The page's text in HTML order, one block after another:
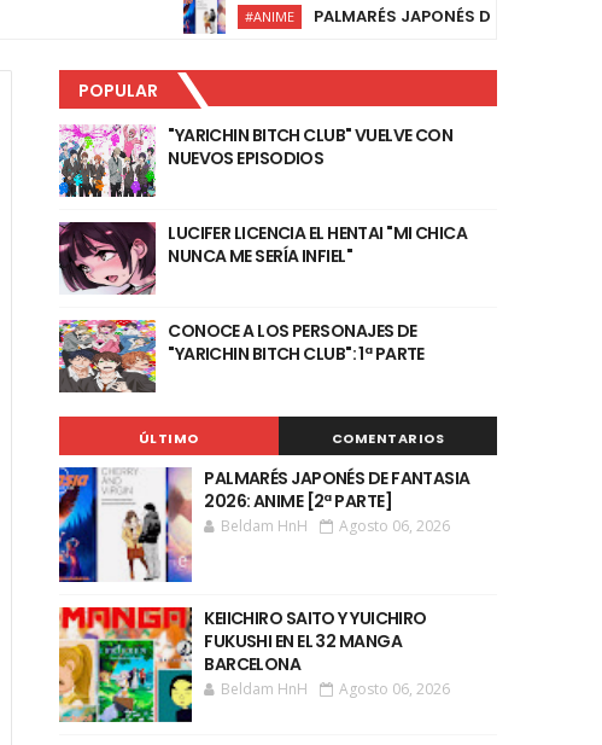
#ANIME PALMARÉS JAPONÉS DE FANTASIA 2026:
POPULAR
"YARICHIN BITCH CLUB" VUELVE CON
NUEVOS EPISODIOS
LUCIFER LICENCIA EL HENTAI "MI CHICA
NUNCA ME SERÍA INFIEL"
CONOCE A LOS PERSONAJES DE
"YARICHIN BITCH CLUB": 1ª PARTE
ÚLTIMO COMENTARIOS
PALMARÉS JAPONÉS DE FANTASIA
2026: ANIME [2ª PARTE]
Beldam HnH Agosto 06, 2026
KEIICHIRO SAITO Y YUICHIRO
FUKUSHI EN EL 32 MANGA
BARCELONA
Beldam HnH Agosto 06, 2026